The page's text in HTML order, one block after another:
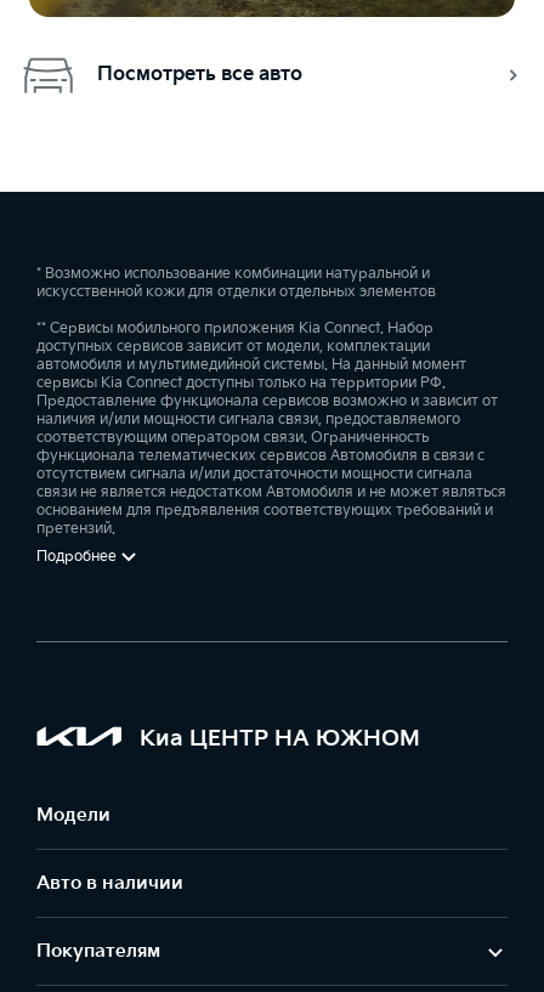
Посмотреть все авто
* Возможно использование комбинации натуральной и
искусственной кожи для отделки отдельных элементов
** Сервисы мобильного приложения Kia Connect. Набор
доступных сервисов зависит от модели, комплектации
автомобиля и мультимедийной системы. На данный момент
сервисы Kia Connect доступны только на территории РФ.
Предоставление функционала сервисов возможно и зависит от
наличия и/или мощности сигнала связи, предоставляемого
соответствующим оператором связи. Ограниченность
функционала телематических сервисов Автомобиля в связи с
отсутствием сигнала и/или достаточности мощности сигнала
связи не является недостатком Автомобиля и не может являться
основанием для предъявления соответствующих требований и
претензий.
Подробнее
Киа ЦЕНТР НА ЮЖНОМ
Модели
Авто в наличии
Покупателям